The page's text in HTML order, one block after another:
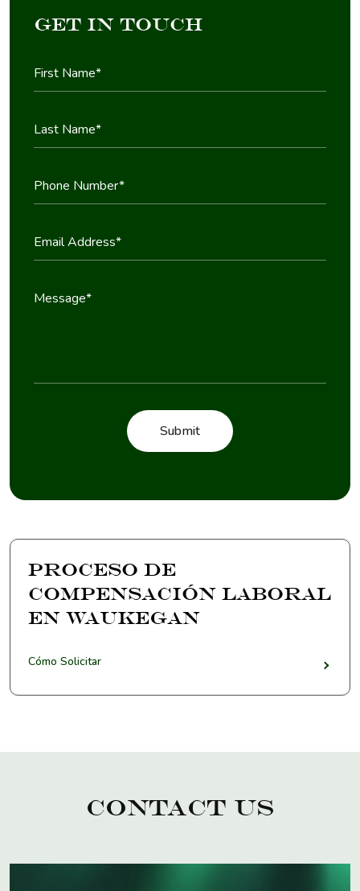
Get in Touch
Proceso de
Compensación Laboral
en Waukegan
Cómo Solicitar
Contact Us